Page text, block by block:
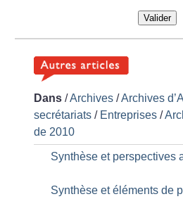
Valider
Dans /Archives /Archives
secrétariats / Entreprises /
de 2010
Synthèse et perspectives
Synthèse et éléments de